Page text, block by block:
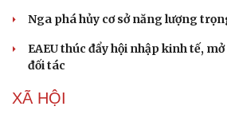
Nga phá hủy cơ sở năng lượng
EAEU thúc đẩy hội nhập kinh tế,
đối tác
XÃ HỘI